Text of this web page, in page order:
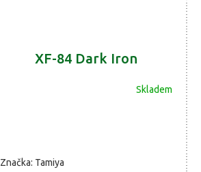
XF-84 Dark Iron
Skladem
Značka: Tamiya